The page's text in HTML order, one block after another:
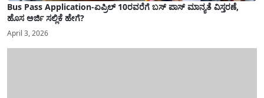
Bus Pass Application-ಏಪ್ರಿಲ್ 10ರವರೆಗೆ ಬಸ್ ಪಾಸ್ ಮಾನ್ಯತೆ ವಿಸ್ತರಣೆ,
ಹೊಸ ಅರ್ಜಿ ಸಲ್ಲಿಕೆ ಹೇಗೆ?
April 3, 2026